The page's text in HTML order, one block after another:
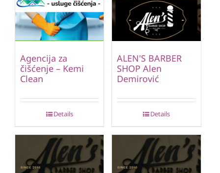
Agencija za
čišćenje – Kemi
Clean
Details
ALEN'S BARBER
SHOP Alen
Demirović
Details